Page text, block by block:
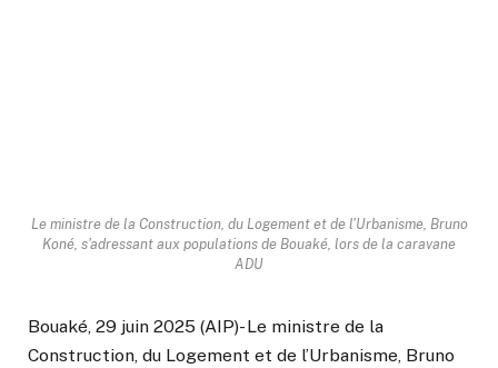
Le ministre de la Construction, du Logement et de l'Urbanisme, Bruno
Koné, s'adressant aux populations de Bouaké, lors de la caravane
ADU
Bouaké, 29 juin 2025 (AIP)- Le ministre de la
Construction, du Logement et de l’Urbanisme, Bruno